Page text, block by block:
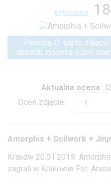
poprzednie 18
Podoba Ci się to
sposób możesz kupić
Aktualna ocena :
Oceń zdjęcie:
Amorphis + Soilwork +
Kraków 20.01.2019:
zagrali w Krakowie Fot: